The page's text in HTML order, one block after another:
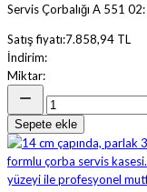
Servis Çorbalığı A 551
Satış fiyatı:7.858,94 TL
İndirim:
Miktar:
Sepete ekle